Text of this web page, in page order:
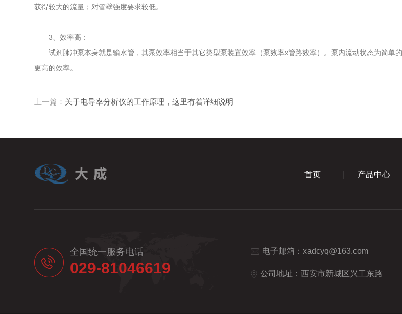
获得较大的流量；对管壁强度要求较低。
3、效率高：
试剂脉冲泵本身就是输水管，其泵效率相当于其它类型泵装置效率（泵效率x管路效率）。泵内流动状态为简单
更高的效率。
上一篇： 关于电导率分析仪的工作原理，这里有着详细说明
首页 产品中心
全国统一服务电话
029-81046619
电子邮箱： xadcyq@163.com
公司地址：西安市新城区兴工东路